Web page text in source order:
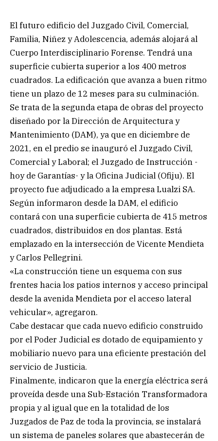
El futuro edificio del Juzgado Civil, Comercial,
Familia, Niñez y Adolescencia, además alojará al
Cuerpo Interdisciplinario Forense. Tendrá una
superficie cubierta superior a los 400 metros
cuadrados. La edificación que avanza a buen ritmo
tiene un plazo de 12 meses para su culminación.
Se trata de la segunda etapa de obras del proyecto
diseñado por la Dirección de Arquitectura y
Mantenimiento (DAM), ya que en diciembre de
2021, en el predio se inauguró el Juzgado Civil,
Comercial y Laboral; el Juzgado de Instrucción -
hoy de Garantías- y la Oficina Judicial (Ofiju). El
proyecto fue adjudicado a la empresa Lualzi SA.
Según informaron desde la DAM, el edificio
contará con una superficie cubierta de 415 metros
cuadrados, distribuidos en dos plantas. Está
emplazado en la intersección de Vicente Mendieta
y Carlos Pellegrini.
«La construcción tiene un esquema con sus
frentes hacia los patios internos y acceso principal
desde la avenida Mendieta por el acceso lateral
vehicular», agregaron.
Cabe destacar que cada nuevo edificio construido
por el Poder Judicial es dotado de equipamiento y
mobiliario nuevo para una eficiente prestación del
servicio de Justicia.
Finalmente, indicaron que la energía eléctrica será
proveída desde una Sub-Estación Transformadora
propia y al igual que en la totalidad de los
Juzgados de Paz de toda la provincia, se instalará
un sistema de paneles solares que abastecerán de